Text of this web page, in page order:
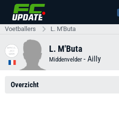
Voetballers L. M'Buta
L. M'Buta
Middenvelder - Ailly
Overzicht